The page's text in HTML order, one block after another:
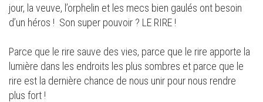
jour, la veuve, l’orphelin et les mecs bien gaulés ont besoin
d’un héros ! Son super pouvoir ? LE RIRE !
Parce que le rire sauve des vies, parce que le rire apporte la
lumière dans les endroits les plus sombres et parce que le
rire est la dernière chance de nous unir pour nous rendre
plus fort !